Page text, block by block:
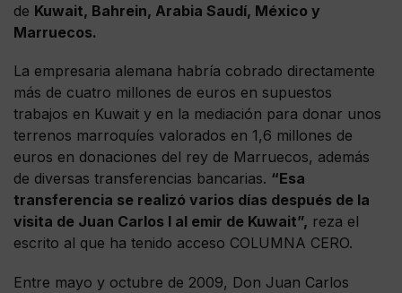
de Kuwait, Bahrein, Arabia Saudí, México y
Marruecos.
La empresaria alemana habría cobrado directamente
más de cuatro millones de euros en supuestos
trabajos en Kuwait y en la mediación para donar unos
terrenos marroquíes valorados en 1,6 millones de
euros en donaciones del rey de Marruecos, además
de diversas transferencias bancarias. “Esa
transferencia se realizó varios días después de la
visita de Juan Carlos I al emir de Kuwait”, reza el
escrito al que ha tenido acceso COLUMNA CERO.
Entre mayo y octubre de 2009, Don Juan Carlos